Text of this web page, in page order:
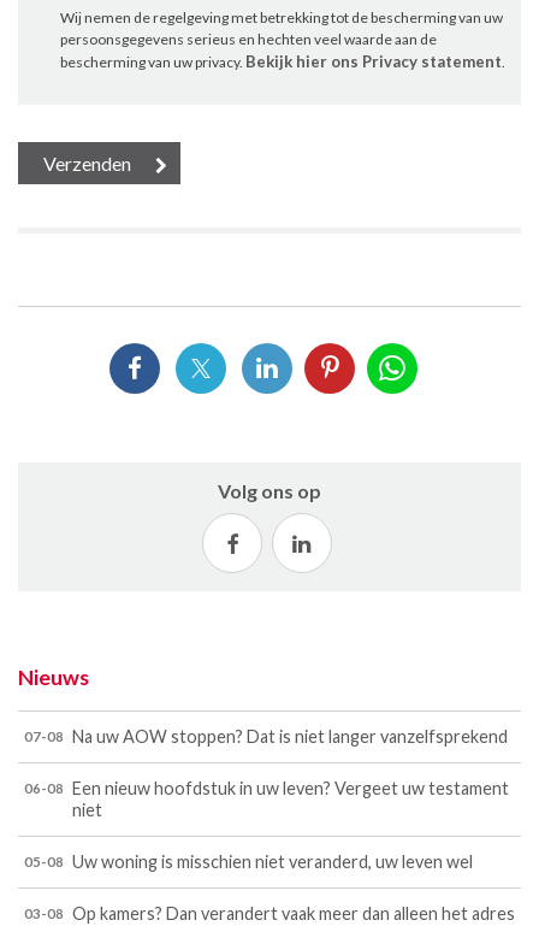
Wij nemen de regelgeving met betrekking tot de bescherming van uw
persoonsgegevens serieus en hechten veel waarde aan de
bescherming van uw privacy. Bekijk hier ons Privacy statement.
Volg ons op
Nieuws
07-08 Na uw AOW stoppen? Dat is niet langer vanzelfsprekend
06-08
Een nieuw hoofdstuk in uw leven? Vergeet uw testament
niet
05-08 Uw woning is misschien niet veranderd, uw leven wel
03-08 Op kamers? Dan verandert vaak meer dan alleen het adres